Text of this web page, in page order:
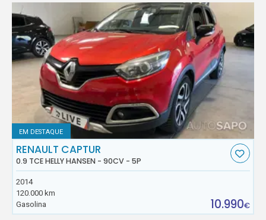
EM DESTAQUE
RENAULT CAPTUR
0.9 TCE HELLY HANSEN - 90CV - 5P
2014
120.000 km
Gasolina
10.990€